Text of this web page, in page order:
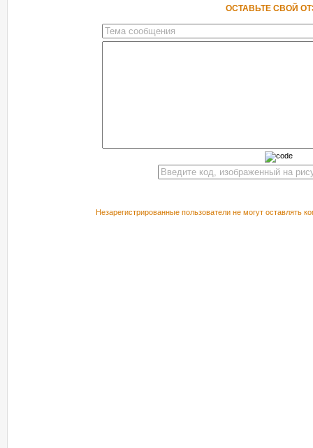
ОСТАВЬТЕ СВОЙ
Незарегистрированные пользователи не могут оставлять